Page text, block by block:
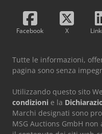
Facebook X
Tutte le informazioni,
pagina sono senza
Utilizzando questo sito
condizioni e la
Marchi designati sono
MSG Auctions GmbH